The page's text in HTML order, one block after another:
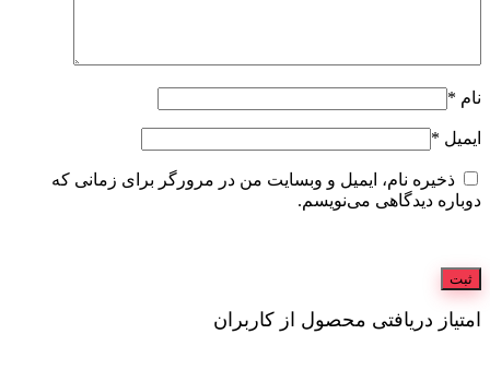
نام *
ایمیل *
ذخیره نام، ایمیل و وبسایت من در مرورگر برای زمانی که
دوباره دیدگاهی می‌نویسم.
امتیاز دریافتی محصول از کاربران